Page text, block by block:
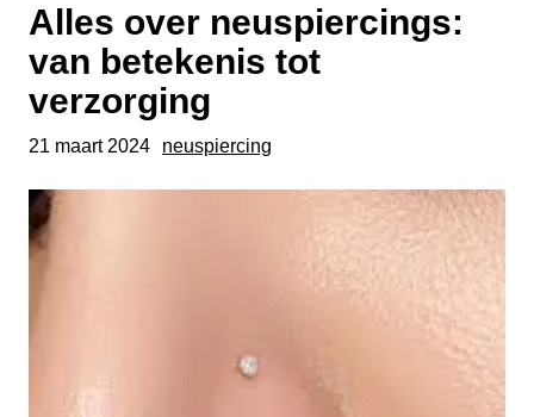
Alles over neuspiercings:
van betekenis tot
verzorging
21 maart 2024 neuspiercing